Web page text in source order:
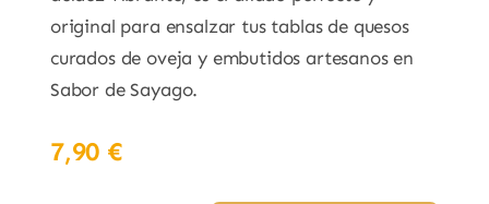
original para ensalzar tus tablas de quesos
curados de oveja y embutidos artesanos en
Sabor de Sayago.
7,90 €